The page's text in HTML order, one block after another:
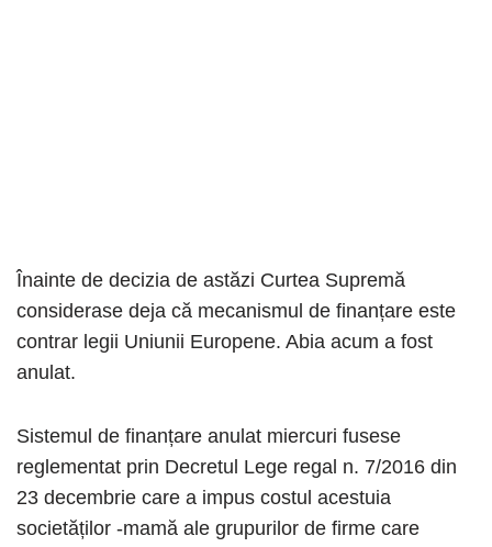
Înainte de decizia de astăzi Curtea Supremă
considerase deja că mecanismul de finanțare este
contrar legii Uniunii Europene. Abia acum a fost
anulat.
Sistemul de finanțare anulat miercuri fusese
reglementat prin Decretul Lege regal n. 7/2016 din
23 decembrie care a impus costul acestuia
societăților -mamă ale grupurilor de firme care